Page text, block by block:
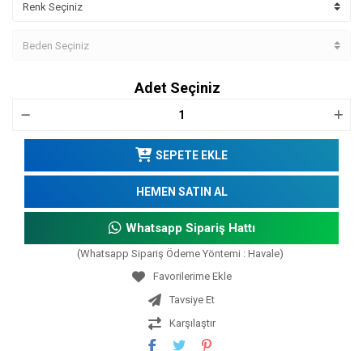
Adet Seçiniz
SEPETE EKLE
HEMEN SATIN AL
Whatsapp Sipariş Hattı
(Whatsapp Sipariş Ödeme Yöntemi : Havale)
Tavsiye Et
Karşılaştır